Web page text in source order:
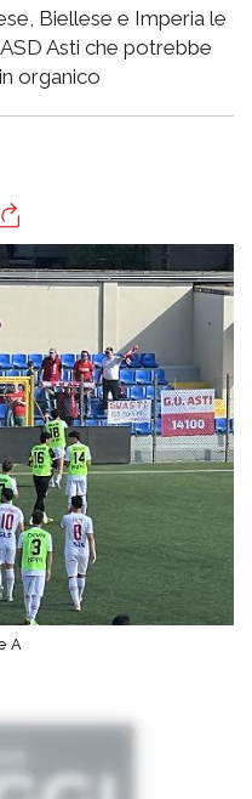
Biellese e Imperia le
Asti che potrebbe
organico
A